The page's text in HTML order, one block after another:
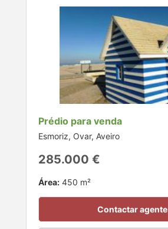
Prédio para venda
Esmoriz, Ovar, Aveiro
285.000 €
Área: 450 m²
Contactar agente